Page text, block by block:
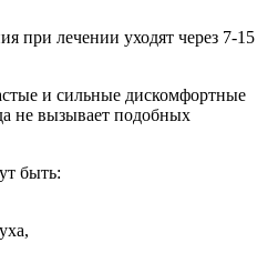
при лечении уходят через 7-15
и сильные дискомфортные
не вызывает подобных
быть: